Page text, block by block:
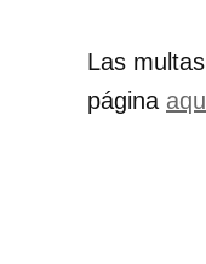
Las
página